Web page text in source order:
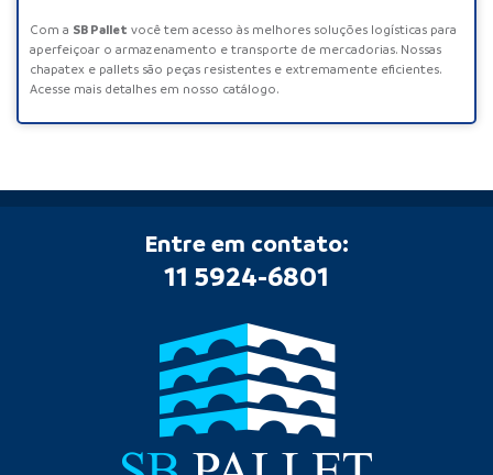
Com a SB Pallet você tem acesso às melhores soluções logísticas para
aperfeiçoar o armazenamento e transporte de mercadorias. Nossas
chapatex e pallets são peças resistentes e extremamente eficientes.
Acesse mais detalhes em nosso catálogo.
Entre em contato:
11 5924-6801